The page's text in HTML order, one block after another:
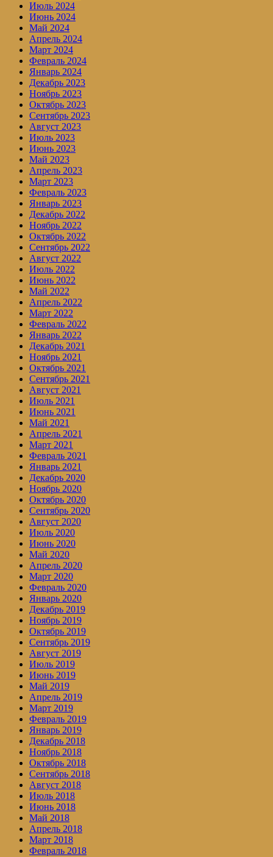
Июль 2024
Июнь 2024
Май 2024
Апрель 2024
Март 2024
Февраль 2024
Январь 2024
Декабрь 2023
Ноябрь 2023
Октябрь 2023
Сентябрь 2023
Август 2023
Июль 2023
Июнь 2023
Май 2023
Апрель 2023
Март 2023
Февраль 2023
Январь 2023
Декабрь 2022
Ноябрь 2022
Октябрь 2022
Сентябрь 2022
Август 2022
Июль 2022
Июнь 2022
Май 2022
Апрель 2022
Март 2022
Февраль 2022
Январь 2022
Декабрь 2021
Ноябрь 2021
Октябрь 2021
Сентябрь 2021
Август 2021
Июль 2021
Июнь 2021
Май 2021
Апрель 2021
Март 2021
Февраль 2021
Январь 2021
Декабрь 2020
Ноябрь 2020
Октябрь 2020
Сентябрь 2020
Август 2020
Июль 2020
Июнь 2020
Май 2020
Апрель 2020
Март 2020
Февраль 2020
Январь 2020
Декабрь 2019
Ноябрь 2019
Октябрь 2019
Сентябрь 2019
Август 2019
Июль 2019
Июнь 2019
Май 2019
Апрель 2019
Март 2019
Февраль 2019
Январь 2019
Декабрь 2018
Ноябрь 2018
Октябрь 2018
Сентябрь 2018
Август 2018
Июль 2018
Июнь 2018
Май 2018
Апрель 2018
Март 2018
Февраль 2018